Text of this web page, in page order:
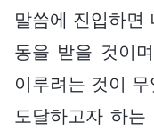
말씀에 진입하면
동을 받을 것이
이루려는 것이
도달하고자 하